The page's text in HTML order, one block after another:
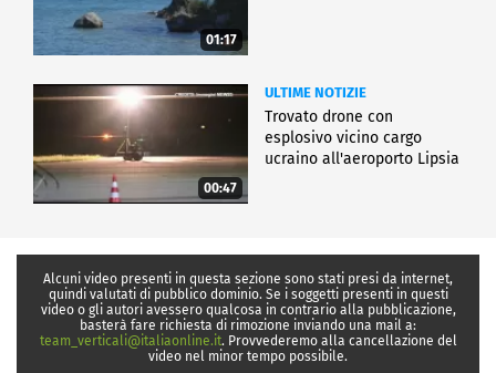
01:17
00:47
ULTIME NOTIZIE
Trovato drone con
esplosivo vicino cargo
ucraino all'aeroporto Lipsia
Alcuni video presenti in questa sezione sono stati presi da internet,
quindi valutati di pubblico dominio. Se i soggetti presenti in questi
video o gli autori avessero qualcosa in contrario alla pubblicazione,
basterà fare richiesta di rimozione inviando una mail a:
team_verticali@italiaonline.it. Provvederemo alla cancellazione del
video nel minor tempo possibile.